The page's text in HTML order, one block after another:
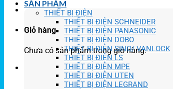
Giỏ hàng
Chưa có sản phẩm trong giỏ hàng.
SẢN PHẨM
THIẾT BỊ ĐIỆN
THIẾT BỊ ĐIỆN SCHNEIDER
THIẾT BỊ ĐIỆN PANASONIC
THIẾT BỊ ĐIỆN DOBO
THIẾT BỊ ĐIỆN SINO/ VANLOCK
THIẾT BỊ ĐIỆN LS
THIẾT BỊ ĐIỆN MPE
THIẾT BỊ ĐIỆN UTEN
THIẾT BỊ ĐIỆN LEGRAND